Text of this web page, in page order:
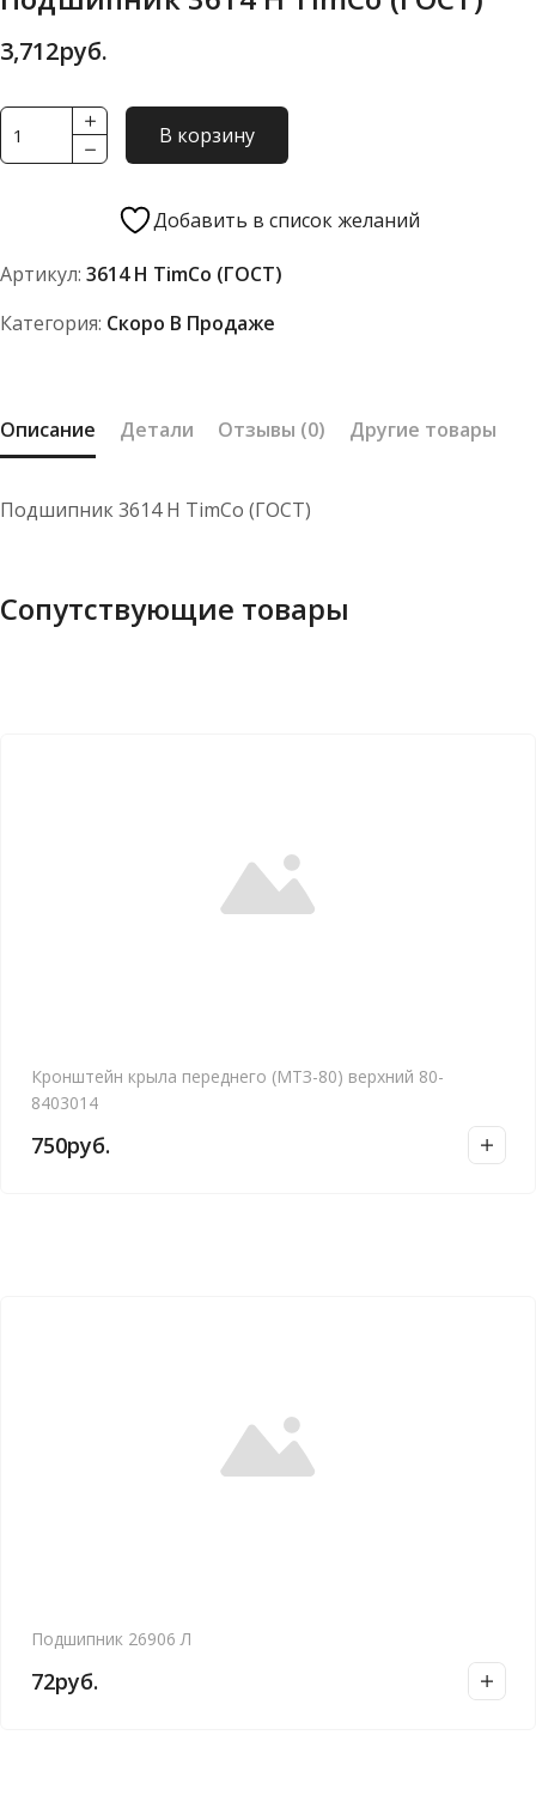
3,712руб.
Количество
товара
TimCo
В корзину
Добавить в список желаний
Артикул: 3614 Н TimCo (ГОСТ)
Категория: Скоро В Продаже
Описание Детали Отзывы (0) Другие товары
Подшипник 3614 Н TimCo (ГОСТ)
Сопутствующие товары
Кронштейн крыла переднего (МТЗ-80) верхний 80-
8403014
750руб.
Подшипник 26906 Л
72руб.